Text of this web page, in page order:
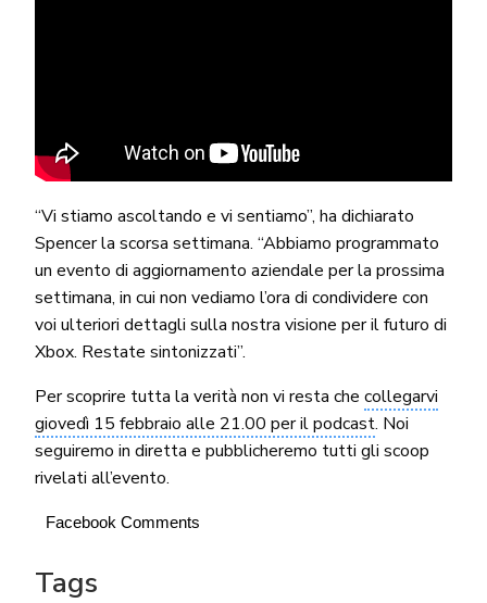
“Vi stiamo ascoltando e vi sentiamo”, ha dichiarato
Spencer la scorsa settimana. “Abbiamo programmato
un evento di aggiornamento aziendale per la prossima
settimana, in cui non vediamo l’ora di condividere con
voi ulteriori dettagli sulla nostra visione per il futuro di
Xbox. Restate sintonizzati”.
Per scoprire tutta la verità non vi resta checollegarvi
giovedì 15 febbraio alle 21.00 per il podcast. Noi
seguiremo in diretta e pubblicheremo tutti gli scoop
rivelati all’evento.
Facebook Comments
Tags